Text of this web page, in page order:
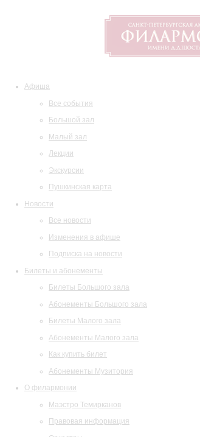
Афиша
Все события
Большой зал
Малый зал
Лекции
Экскурсии
Пушкинская карта
Новости
Все новости
Изменения в афише
Подписка на новости
Билеты и абонементы
Билеты Большого зала
Абонементы Большого зала
Билеты Малого зала
Абонементы Малого зала
Как купить билет
Абонементы Музитория
О филармонии
Маэстро Темирканов
Правовая информация